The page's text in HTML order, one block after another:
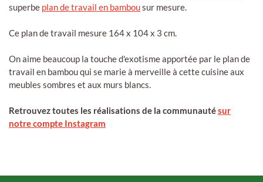
superbe plan de travail en bambousur mesure.
Ce plan de travail mesure 164 x 104 x 3 cm.
On aime beaucoup la touche d'exotisme apportée par le plan de
travail en bambou qui se marie à merveille à cette cuisine aux
meubles sombres et aux murs blancs.
Retrouvez toutes les réalisations de la communautésur
notre compte Instagram